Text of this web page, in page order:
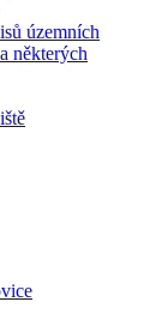
územních
některých